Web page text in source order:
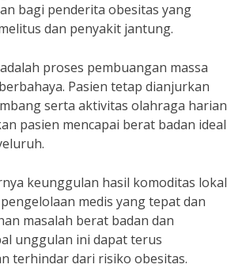
bagi penderita obesitas yang
dan penyakit jantung.
proses pembuangan massa
Pasien tetap dianjurkan
serta aktivitas olahraga harian
pasien mencapai berat badan ideal
keunggulan hasil komoditas lokal
medis yang tepat dan
masalah berat badan dan
unggulan ini dapat terus
terhindar dari risiko obesitas.